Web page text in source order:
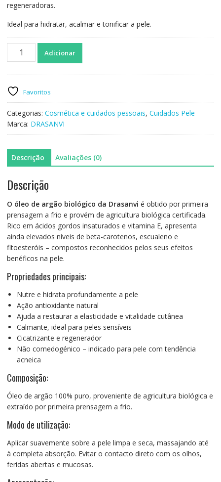
regeneradoras.
Ideal para hidratar, acalmar e tonificar a pele.
Quantidade
Óleo
de
Aragão
BIO
50ml
Adicionar
Favoritos
Categorias: Cosmética e cuidados pessoais, Cuidados Pele
Marca: DRASANVI
Descrição Avaliações (0)
Descrição
O óleo de argão biológico da Drasanvi é obtido por primeira
prensagem a frio e provém de agricultura biológica certificada.
Rico em ácidos gordos insaturados e vitamina E, apresenta
ainda elevados níveis de beta-carotenos, escualeno e
fitoesteróis – compostos reconhecidos pelos seus efeitos
benéficos na pele.
Propriedades principais:
Nutre e hidrata profundamente a pele
Ação antioxidante natural
Ajuda a restaurar a elasticidade e vitalidade cutânea
Calmante, ideal para peles sensíveis
Cicatrizante e regenerador
Não comedogénico – indicado para pele com tendência
acneica
Composição:
Óleo de argão 100% puro, proveniente de agricultura biológica e
extraído por primeira prensagem a frio.
Modo de utilização:
Aplicar suavemente sobre a pele limpa e seca, massajando até
à completa absorção. Evitar o contacto direto com os olhos,
feridas abertas e mucosas.